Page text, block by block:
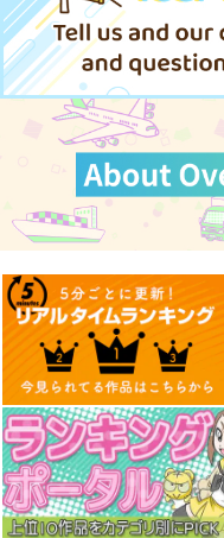
1,705円 （税込）
サンプル
作品詳細